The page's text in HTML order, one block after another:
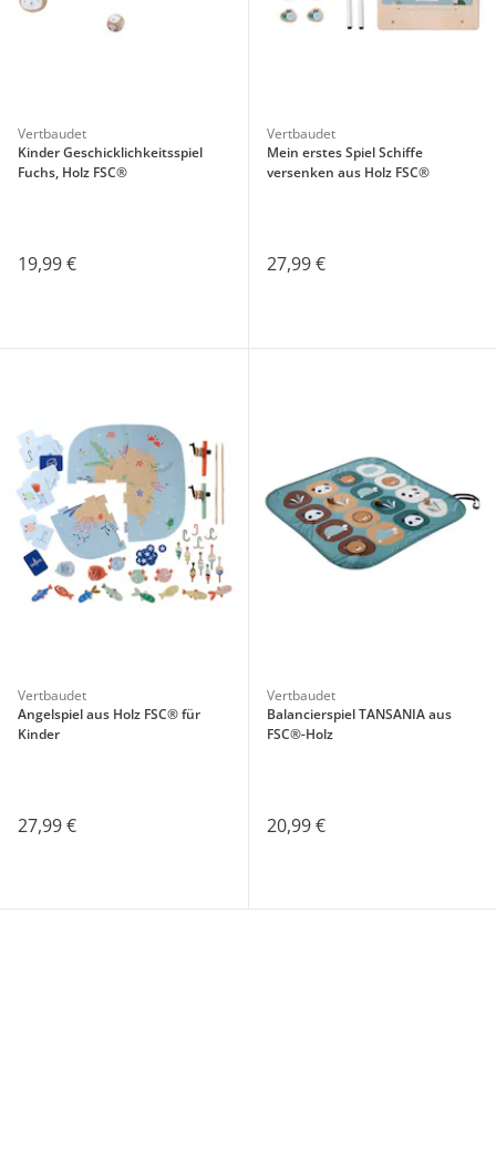
Vertbaudet
Kinder Geschicklichkeitsspiel
Fuchs, Holz FSC®
19,99 €
Vertbaudet
Mein erstes Spiel Schiffe
versenken aus Holz FSC®
27,99 €
Vertbaudet
Angelspiel aus Holz FSC® für
Kinder
27,99 €
Vertbaudet
Balancierspiel TANSANIA aus
FSC®-Holz
20,99 €